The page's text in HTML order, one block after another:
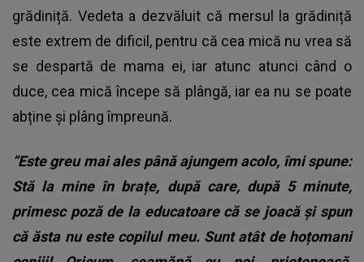
grădiniță. Vedeta a dezvăluit că mersul la grădiniță
este extrem de dificil, pentru că cea mică nu vrea să
se despartă de mama ei, iar atunc atunci când o
duce, cea mică începe să plângă, iar ea nu se poate
abține și plâng împreună.
“Este greu mai ales până ajungem acolo, îmi spune:
Stă la mine în brațe, după care, după 5 minute,
primesc poză de la educatoare că se joacă și spun
că ăsta nu este copilul meu. Sunt atât de hoțomani